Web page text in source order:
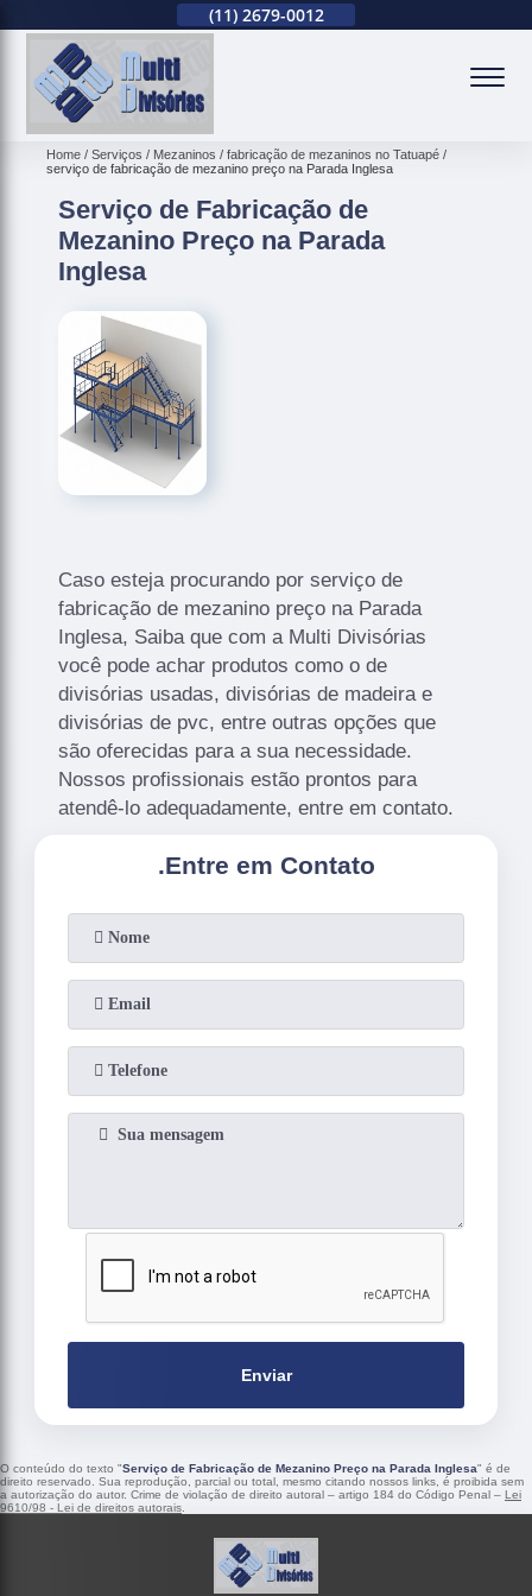
(11) 2679-0012
Home Serviços Mezaninos
fabricação de mezaninos no Tatuapé
serviço de fabricação de mezanino preço na Parada Inglesa
Serviço de Fabricação de
Mezanino Preço na Parada
Inglesa
Caso esteja procurando por serviço de
fabricação de mezanino preço na Parada
Inglesa, Saiba que com a Multi Divisórias
você pode achar produtos como o de
divisórias usadas, divisórias de madeira e
divisórias de pvc, entre outras opções que
são oferecidas para a sua necessidade.
Nossos profissionais estão prontos para
atendê-lo adequadamente, entre em contato.
.Entre em Contato
Enviar
O conteúdo do texto "Serviço de Fabricação de Mezanino Preço na Parada Inglesa" é de
direito reservado. Sua reprodução, parcial ou total, mesmo citando nossos links, é proibida sem
a autorização do autor. Crime de violação de direito autoral – artigo 184 do Código Penal – Lei
9610/98 - Lei de direitos autorais